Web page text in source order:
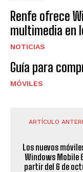
Renfe ofrece
multimedia en
NOTICIAS
Guía para
MÓVILES
ARTÍCULO
Los nuevos
Windows Mobile
partir del 6 de